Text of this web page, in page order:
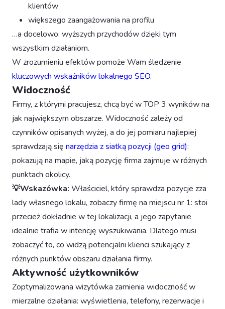
klientów
większego zaangażowania na profilu
…a docelowo: wyższych przychodów dzięki tym
wszystkim działaniom.
W zrozumieniu efektów pomoże Wam śledzenie
kluczowych wskaźników lokalnego SEO.
Widoczność
Firmy, z którymi pracujesz, chcą być w TOP 3 wyników na
jak największym obszarze. Widoczność zależy od
czynników opisanych wyżej, a do jej pomiaru najlepiej
sprawdzają się narzędzia z siatką pozycji (geo grid):
pokazują na mapie, jaką pozycję firma zajmuje w różnych
punktach okolicy.
💡Wskazówka: Właściciel, który sprawdza pozycje zza
lady własnego lokalu, zobaczy firmę na miejscu nr 1: stoi
przecież dokładnie w tej lokalizacji, a jego zapytanie
idealnie trafia w intencję wyszukiwania. Dlatego musi
zobaczyć to, co widzą potencjalni klienci szukający z
różnych punktów obszaru działania firmy.
Aktywność użytkowników
Zoptymalizowana wizytówka zamienia widoczność w
mierzalne działania: wyświetlenia, telefony, rezerwacje i